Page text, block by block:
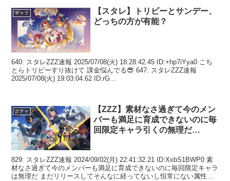
キャラ
【スタレ】トリビーとサンデー、
どっちの方が有能？
640: スタレZZZ速報 2025/07/08(火) 18:28:42.45 ID:+hp7iYya0 こち
とらトリビーすり抜けて 課金悩んでる😎 647: スタレZZZ速報
2025/07/08(火) 19:03:04.62 ID:rG...
ガチャ
【ZZZ】素材なさ過ぎて今のメン
バーも満足に育成できないのに毎
回限定キャラ引くの無理だ…
829: スタレZZZ速報 2024/09/02(月) 22:41:32.21 ID:XxbS1BWP0 素
材なさ過ぎて今のメンバーも満足に育成できないのに毎回限定キャラ
は無理だ まだリリースしてそんなに経ってないし恒常にない属性・